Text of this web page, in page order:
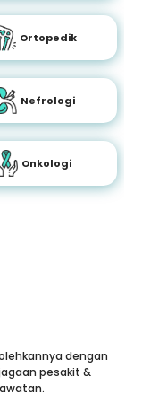
Ortopedik
Nefrologi
Onkologi
dengan
pesakit &